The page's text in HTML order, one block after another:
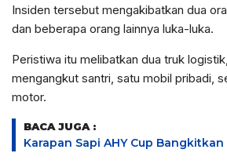
Insiden tersebut mengakibatkan dua
dan beberapa orang lainnya luka-luka.
Peristiwa itu melibatkan dua truk
mengangkut santri, satu mobil pribadi,
motor.
BACA JUGA :
Karapan Sapi AHY Cup